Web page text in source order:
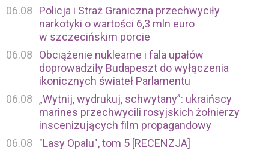
06.08
Policja i Straż Graniczna przechwyciły
narkotyki o wartości 6,3 mln euro
w szczecińskim porcie
06.08
Obciążenie nuklearne i fala upałów
doprowadziły Budapeszt do wyłączenia
ikonicznych świateł Parlamentu
06.08
„Wytnij, wydrukuj, schwytany”: ukraińscy
marines przechwycili rosyjskich żołnierzy
inscenizujących film propagandowy
06.08
"Lasy Opalu", tom 5 [RECENZJA]